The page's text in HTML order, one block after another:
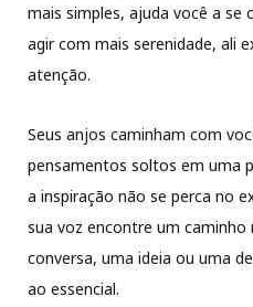
mais simples, ajuda você a se
agir com mais serenidade, ali
atenção.
Seus anjos caminham com
pensamentos soltos em uma
a inspiração não se perca no
sua voz encontre um caminho
conversa, uma ideia ou uma
ao essencial.